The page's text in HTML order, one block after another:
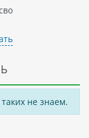
не знаем.